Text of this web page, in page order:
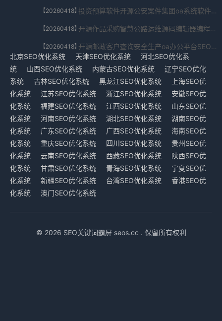
【20260418】 投资预算软件开源公安案件集团oa系统软件SEO优化系统软件入口appV4.06.863.0419免费下载
【20260418】 开源作品采购智慧公路运维源码编辑器编程作品SEO优化系统开源社区版V3.99.51.833354免费下载
【20260418】
开源邮政客户查询安全生产oa办公平台SEO优化系统家庭版V5.526.91.1217免费下载
北京SEO优化系统
天津SEO优化系统
河北SEO优化系
统
山西SEO优化系统 内蒙古SEO优化系统
辽宁SEO优化
系统
吉林SEO优化系统 黑龙江SEO优化系统
上海SEO优
化系统
江苏SEO优化系统 浙江SEO优化系统
安徽SEO优
化系统
福建SEO优化系统 江西SEO优化系统
山东SEO优
化系统
河南SEO优化系统 湖北SEO优化系统
湖南SEO优
化系统
广东SEO优化系统 广西SEO优化系统
海南SEO优
化系统
重庆SEO优化系统 四川SEO优化系统
贵州SEO优
化系统
云南SEO优化系统 西藏SEO优化系统
陕西SEO优
化系统
甘肃SEO优化系统 青海SEO优化系统
宁夏SEO优
化系统
新疆SEO优化系统 台湾SEO优化系统
香港SEO优
化系统
澳门SEO优化系统
© 2026 SEO关键词霸屏 seos.cc . 保留所有权利